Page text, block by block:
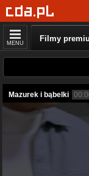
MENU Filmy
Mazurek i bąbelki